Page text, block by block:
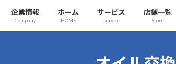
企業情報
Company
ホーム
HOME
サービス
service
店舗一覧
Store